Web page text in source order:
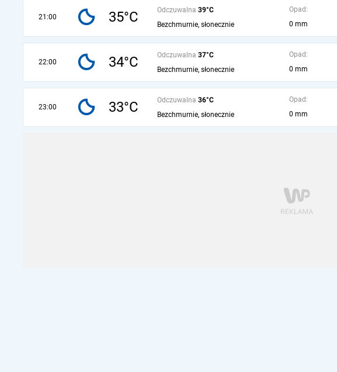
21:00 35°C Odczuwalna 39°C
Bezchmurnie, słonecznie
Opad:
0 mm
22:00 34°C Odczuwalna 37°C
Bezchmurnie, słonecznie
Opad:
0 mm
23:00 33°C Odczuwalna 36°C
Bezchmurnie, słonecznie
Opad:
0 mm